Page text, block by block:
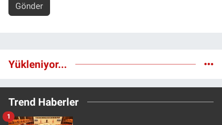
Gönder
Yükleniyor...
Trend Haberler
1